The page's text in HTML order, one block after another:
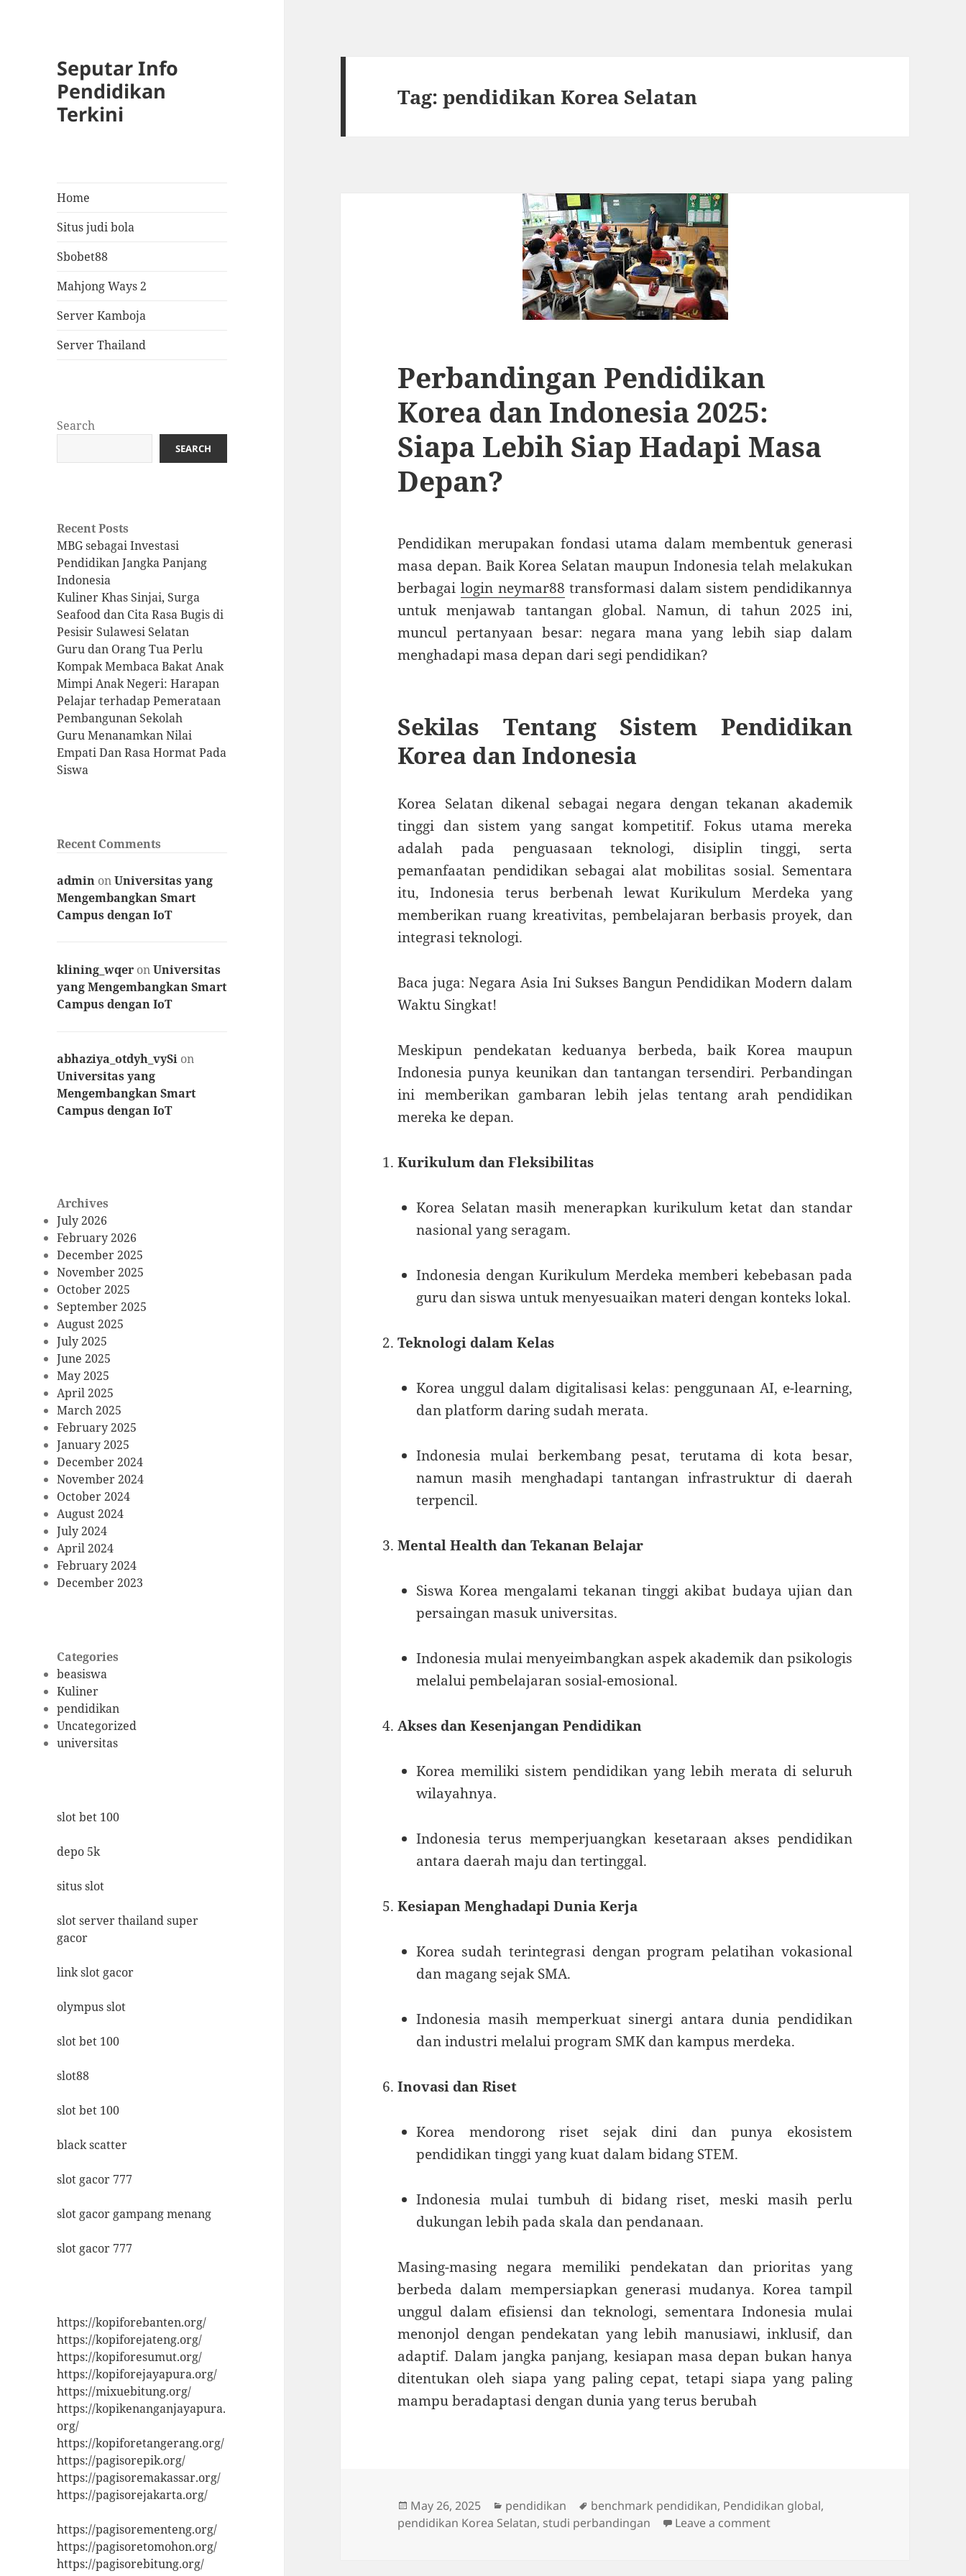
Seputar Info
Pendidikan
Terkini
Home
Situs judi bola
Sbobet88
Mahjong Ways 2
Server Kamboja
Server Thailand
Search
SEARCH
Recent Posts
MBG sebagai Investasi
Pendidikan Jangka Panjang
Indonesia
Kuliner Khas Sinjai, Surga
Seafood dan Cita Rasa Bugis di
Pesisir Sulawesi Selatan
Guru dan Orang Tua Perlu
Kompak Membaca Bakat Anak
Mimpi Anak Negeri: Harapan
Pelajar terhadap Pemerataan
Pembangunan Sekolah
Guru Menanamkan Nilai
Empati Dan Rasa Hormat Pada
Siswa
Recent Comments
admin onUniversitas yang
Mengembangkan Smart
Campus dengan IoT
klining_wqer onUniversitas
yang Mengembangkan Smart
Campus dengan IoT
abhaziya_otdyh_vySi on
Universitas yang
Mengembangkan Smart
Campus dengan IoT
Archives
July 2026
February 2026
December 2025
November 2025
October 2025
September 2025
August 2025
July 2025
June 2025
May 2025
April 2025
March 2025
February 2025
January 2025
December 2024
November 2024
October 2024
August 2024
July 2024
April 2024
February 2024
December 2023
Categories
beasiswa
Kuliner
pendidikan
Uncategorized
universitas
slot bet 100
depo 5k
situs slot
slot server thailand super
gacor
link slot gacor
olympus slot
slot bet 100
slot88
slot bet 100
black scatter
slot gacor 777
slot gacor gampang menang
slot gacor 777
https://kopiforebanten.org/
https://kopiforejateng.org/
https://kopiforesumut.org/
https://kopiforejayapura.org/
https://mixuebitung.org/
https://kopikenanganjayapura.
org/
https://kopiforetangerang.org/
https://pagisorepik.org/
https://pagisoremakassar.org/
https://pagisorejakarta.org/
https://pagisorementeng.org/
https://pagisoretomohon.org/
https://pagisorebitung.org/
Tag:pendidikan Korea Selatan
Perbandingan Pendidikan
Korea dan Indonesia 2025:
Siapa Lebih Siap Hadapi Masa
Depan?
Pendidikan merupakan fondasi utama dalam membentuk generasi
masa depan. Baik Korea Selatan maupun Indonesia telah melakukan
berbagai login neymar88 transformasi dalam sistem pendidikannya
untuk menjawab tantangan global. Namun, di tahun 2025 ini,
muncul pertanyaan besar: negara mana yang lebih siap dalam
menghadapi masa depan dari segi pendidikan?
Sekilas Tentang Sistem Pendidikan
Korea dan Indonesia
Korea Selatan dikenal sebagai negara dengan tekanan akademik
tinggi dan sistem yang sangat kompetitif. Fokus utama mereka
adalah pada penguasaan teknologi, disiplin tinggi, serta
pemanfaatan pendidikan sebagai alat mobilitas sosial. Sementara
itu, Indonesia terus berbenah lewat Kurikulum Merdeka yang
memberikan ruang kreativitas, pembelajaran berbasis proyek, dan
integrasi teknologi.
Baca juga: Negara Asia Ini Sukses Bangun Pendidikan Modern dalam
Waktu Singkat!
Meskipun pendekatan keduanya berbeda, baik Korea maupun
Indonesia punya keunikan dan tantangan tersendiri. Perbandingan
ini memberikan gambaran lebih jelas tentang arah pendidikan
mereka ke depan.
Kurikulum dan Fleksibilitas
Korea Selatan masih menerapkan kurikulum ketat dan standar
nasional yang seragam.
Indonesia dengan Kurikulum Merdeka memberi kebebasan pada
guru dan siswa untuk menyesuaikan materi dengan konteks lokal.
Teknologi dalam Kelas
Korea unggul dalam digitalisasi kelas: penggunaan AI, e-learning,
dan platform daring sudah merata.
Indonesia mulai berkembang pesat, terutama di kota besar,
namun masih menghadapi tantangan infrastruktur di daerah
terpencil.
Mental Health dan Tekanan Belajar
Siswa Korea mengalami tekanan tinggi akibat budaya ujian dan
persaingan masuk universitas.
Indonesia mulai menyeimbangkan aspek akademik dan psikologis
melalui pembelajaran sosial-emosional.
Akses dan Kesenjangan Pendidikan
Korea memiliki sistem pendidikan yang lebih merata di seluruh
wilayahnya.
Indonesia terus memperjuangkan kesetaraan akses pendidikan
antara daerah maju dan tertinggal.
Kesiapan Menghadapi Dunia Kerja
Korea sudah terintegrasi dengan program pelatihan vokasional
dan magang sejak SMA.
Indonesia masih memperkuat sinergi antara dunia pendidikan
dan industri melalui program SMK dan kampus merdeka.
Inovasi dan Riset
Korea mendorong riset sejak dini dan punya ekosistem
pendidikan tinggi yang kuat dalam bidang STEM.
Indonesia mulai tumbuh di bidang riset, meski masih perlu
dukungan lebih pada skala dan pendanaan.
Masing-masing negara memiliki pendekatan dan prioritas yang
berbeda dalam mempersiapkan generasi mudanya. Korea tampil
unggul dalam efisiensi dan teknologi, sementara Indonesia mulai
menonjol dengan pendekatan yang lebih manusiawi, inklusif, dan
adaptif. Dalam jangka panjang, kesiapan masa depan bukan hanya
ditentukan oleh siapa yang paling cepat, tetapi siapa yang paling
mampu beradaptasi dengan dunia yang terus berubah
Posted
on
May 26, 2025 Categories
pendidikan Tags
benchmark pendidikan, Pendidikan global,
pendidikan Korea Selatan, studi perbandingan Leave a commenton Perbandingan Pendidikan